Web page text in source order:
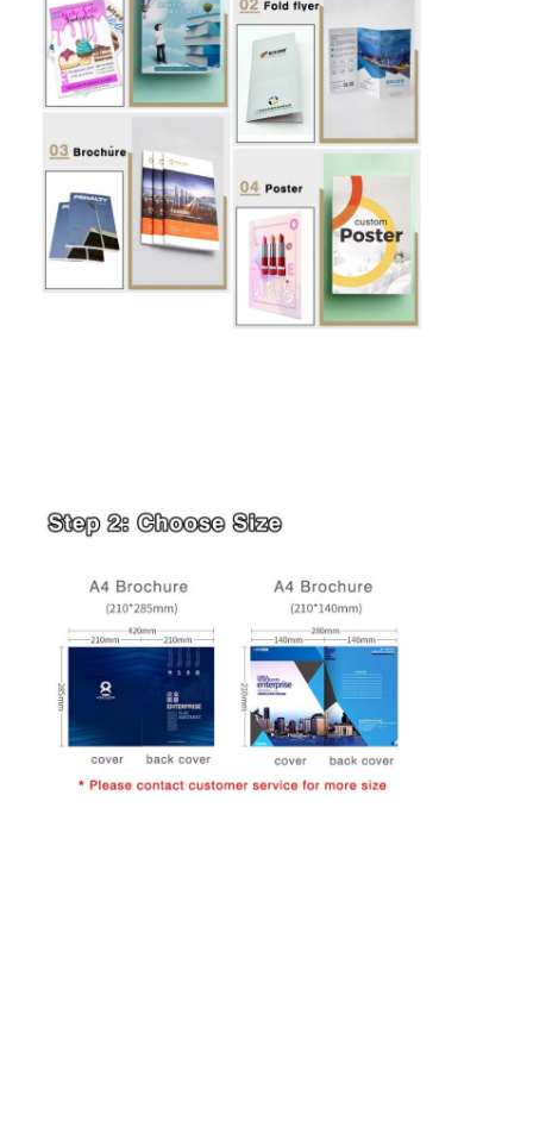
製品
わたしたち に つい て
工場 ツアー
品質管理
連絡 ください
ニュース